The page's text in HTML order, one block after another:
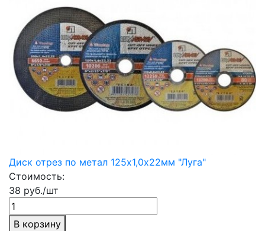
Диск отрез по метал 125х1,0х22мм "Луга"
Стоимость:
38 руб./шт
В корзину